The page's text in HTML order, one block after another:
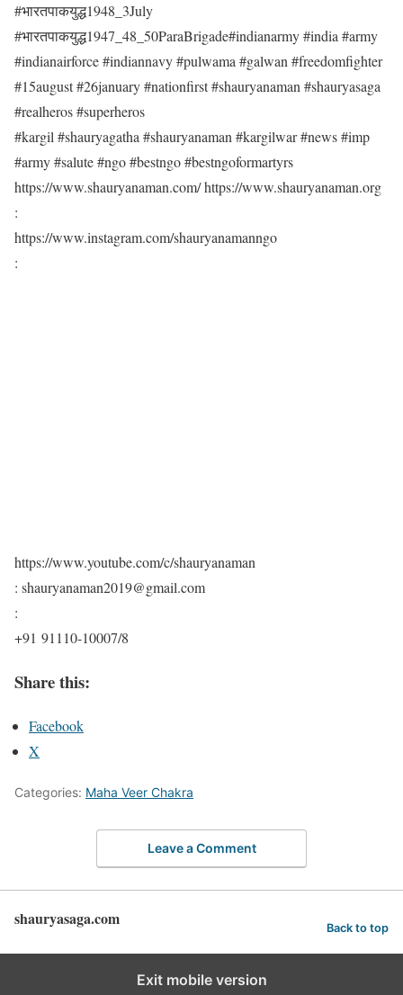
#भारतपाकयुद्ध1948_3July
#भारतपाकयुद्ध1947_48_50ParaBrigade#indianarmy #india #army
#indianairforce #indiannavy #pulwama #galwan #freedomfighter
#15august #26january #nationfirst #shauryanaman #shauryasaga
#realheros #superheros
#kargil #shauryagatha #shauryanaman #kargilwar #news #imp
#army #salute #ngo #bestngo #bestngoformartyrs
https://www.shauryanaman.com/ https://www.shauryanaman.org
:
https://www.instagram.com/shauryanamanngo
:
https://www.youtube.com/c/shauryanaman
: shauryanaman2019@gmail.com
:
+91 91110-10007/8
Share this:
Facebook
X
Categories: Maha Veer Chakra
Leave a Comment
shauryasaga.com Back to top
Exit mobile version